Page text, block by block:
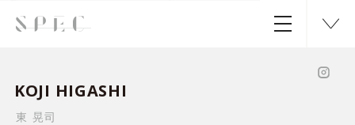
KOJI HIGASHI
東 晃司